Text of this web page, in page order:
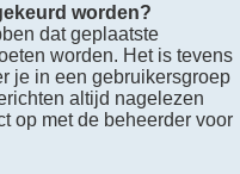
worden?
dat geplaatste
worden. Het is tevens
je in een gebruikersgroep
altijd nagelezen
op met de beheerder voor